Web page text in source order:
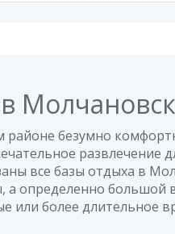
вполне себе
соседи - к т.н.
лучше чем бухие гоп-
дамы))) Поэтому готовьтесь
А так нормально!
безумно
развлечение
все базы отдыха в
а определенно большой
или более длительное